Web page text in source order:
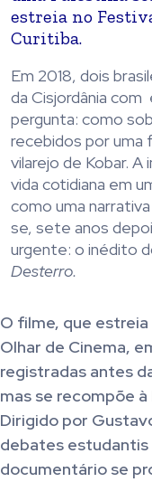
estreia no
Curitiba.
Em 2018, dois
da Cisjordânia
pergunta: como
recebidos por uma
vilarejo de Kobar.
vida cotidiana em
como uma
se, sete anos
urgente: o inédito
Desterro.
O filme, que estreia
Olhar de Cinema,
registradas antes
mas se recompõe
Dirigido por
debates estudantis
documentário se